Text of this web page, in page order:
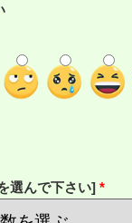
選んで下さい]